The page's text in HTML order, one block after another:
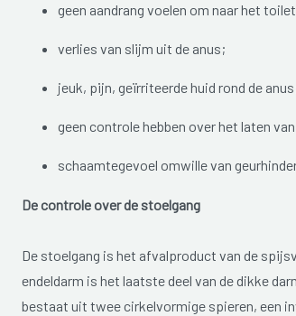
geen aandrang voelen om naar het
verlies van slijm uit de anus;
jeuk, pijn, geïrriteerde huid rond de
geen controle hebben over het laten
schaamtegevoel omwille van
De controle over de stoelgang
De stoelgang is het afvalproduct van de
endeldarm is het laatste deel van de dikke
bestaat uit twee cirkelvormige spieren, een